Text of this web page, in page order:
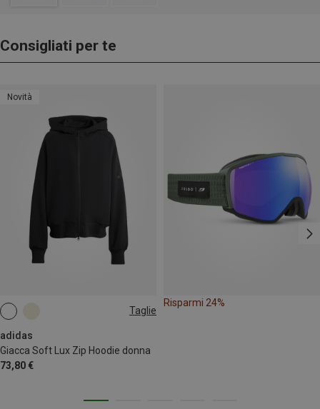
Consigliati per te
Novità
Taglie
adidas
Giacca Soft Lux Zip Hoodie donna
73,80 €
XS
Risparmi 24%